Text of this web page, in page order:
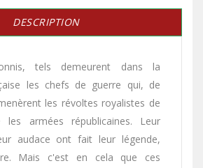
DESCRIPTION
tels demeurent dans la
les chefs de guerre qui, de
les révoltes royalistes de
les armées républicaines. Leur
audace ont fait leur légende,
Mais c'est en cela que ces